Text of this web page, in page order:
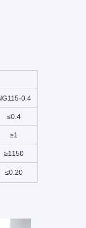
0.4
≤0.4
≥1
≥1150
≤0.20